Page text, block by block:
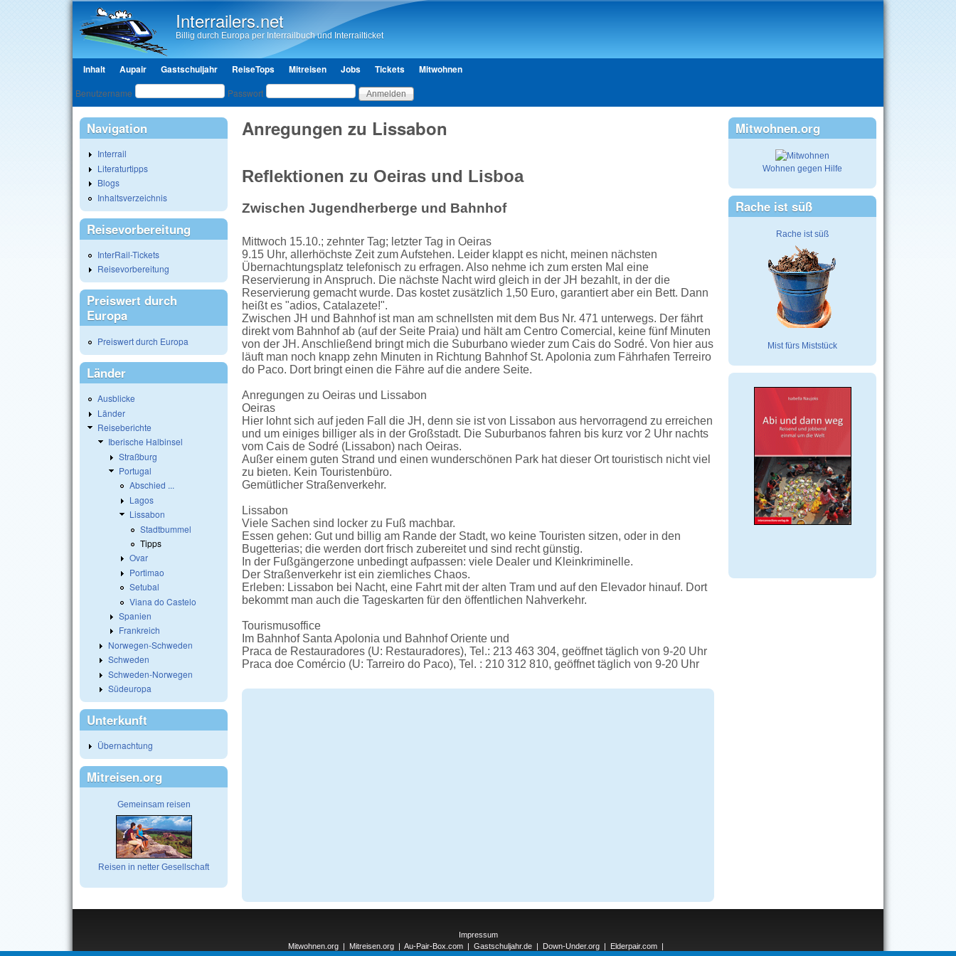
Interrailers.net
Billig durch Europa per Interrailbuch und Interrailticket
Hauptmenü
Inhalt Aupair Gastschuljahr ReiseTops Mitreisen Jobs Tickets Mitwohnen
Benutzeranmeldung
Benutzername Passwort
Anregungen zu Lissabon
Reflektionen zu Oeiras und Lisboa
Zwischen Jugendherberge und Bahnhof
Mittwoch 15.10.; zehnter Tag; letzter Tag in Oeiras
9.15 Uhr, allerhöchste Zeit zum Aufstehen. Leider klappt es nicht, meinen nächsten
Übernachtungsplatz telefonisch zu erfragen. Also nehme ich zum ersten Mal eine
Reservierung in Anspruch. Die nächste Nacht wird gleich in der JH bezahlt, in der die
Reservierung gemacht wurde. Das kostet zusätzlich 1,50 Euro, garantiert aber ein Bett. Dann
heißt es "adios, Catalazete!".
Zwischen JH und Bahnhof ist man am schnellsten mit dem Bus Nr. 471 unterwegs. Der fährt
direkt vom Bahnhof ab (auf der Seite Praia) und hält am Centro Comercial, keine fünf Minuten
von der JH. Anschließend bringt mich die Suburbano wieder zum Cais do Sodré. Von hier aus
läuft man noch knapp zehn Minuten in Richtung Bahnhof St. Apolonia zum Fährhafen Terreiro
do Paco. Dort bringt einen die Fähre auf die andere Seite.
Anregungen zu Oeiras und Lissabon
Oeiras
Hier lohnt sich auf jeden Fall die JH, denn sie ist von Lissabon aus hervorragend zu erreichen
und um einiges billiger als in der Großstadt. Die Suburbanos fahren bis kurz vor 2 Uhr nachts
vom Cais de Sodré (Lissabon) nach Oeiras.
Außer einem guten Strand und einen wunderschönen Park hat dieser Ort touristisch nicht viel
zu bieten. Kein Touristenbüro.
Gemütlicher Straßenverkehr.
Lissabon
Viele Sachen sind locker zu Fuß machbar.
Essen gehen: Gut und billig am Rande der Stadt, wo keine Touristen sitzen, oder in den
Bugetterias; die werden dort frisch zubereitet und sind recht günstig.
In der Fußgängerzone unbedingt aufpassen: viele Dealer und Kleinkriminelle.
Der Straßenverkehr ist ein ziemliches Chaos.
Erleben: Lissabon bei Nacht, eine Fahrt mit der alten Tram und auf den Elevador hinauf. Dort
bekommt man auch die Tageskarten für den öffentlichen Nahverkehr.
Tourismusoffice
Im Bahnhof Santa Apolonia und Bahnhof Oriente und
Praca de Restauradores (U: Restauradores), Tel.: 213 463 304, geöffnet täglich von 9-20 Uhr
Praca doe Comércio (U: Tarreiro do Paco), Tel. : 210 312 810, geöffnet täglich von 9-20 Uhr
Navigation
Interrail
Literaturtipps
Blogs
Inhaltsverzeichnis
Reisevorbereitung
InterRail-Tickets
Reisevorbereitung
Preiswert durch
Europa
Preiswert durch Europa
Länder
Ausblicke
Länder
Reiseberichte
Iberische Halbinsel
Straßburg
Portugal
Abschied ...
Lagos
Lissabon
Stadtbummel
Tipps
Ovar
Portimao
Setubal
Viana do Castelo
Spanien
Frankreich
Norwegen-Schweden
Schweden
Schweden-Norwegen
Südeuropa
Unterkunft
Übernachtung
Mitreisen.org
Gemeinsam reisen
Reisen in netter Gesellschaft
Mitwohnen.org
Wohnen gegen Hilfe
Rache ist süß
Rache ist süß
Mist fürs Miststück
Impressum
Mitwohnen.org
Mitreisen.org Au-Pair-Box.com Gastschuljahr.de Down-Under.org Elderpair.com